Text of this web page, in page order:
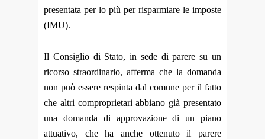
presentata per lo più per risparmiare le imposte
(IMU).
Il Consiglio di Stato, in sede di parere su un
ricorso straordinario, afferma che la domanda
non può essere respinta dal comune per il fatto
che altri comproprietari abbiano già presentato
una domanda di approvazione di un piano
attuativo, che ha anche ottenuto il parere